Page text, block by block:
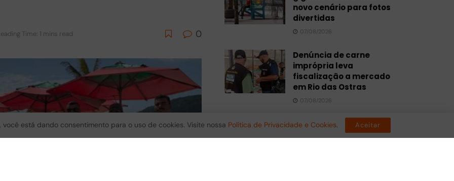
Time: 1 mins read 0
novo cenário para fotos
divertidas
07/08/2026
Denúncia de carne
imprópria leva
fiscalização a mercado
em Rio das Ostras
07/08/2026
Morte de menina de 11
anos causa comoção em
está dando consentimento para o uso de cookies. Visite nossa Política de Privacidade e Cookies. Aceitar